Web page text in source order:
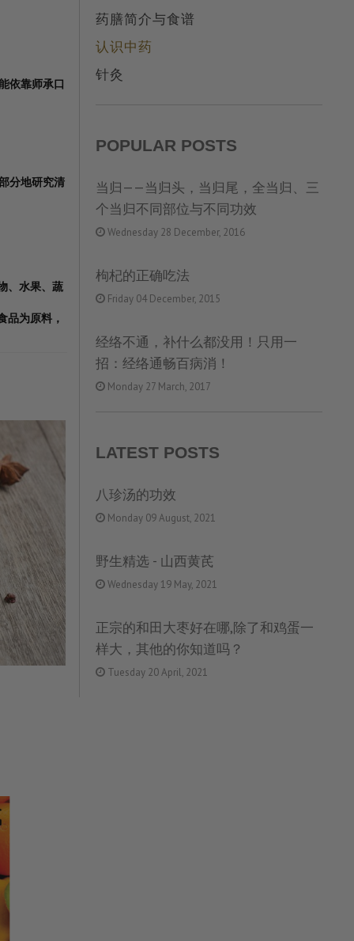
依靠师承口
分地研究清
、水果、蔬
品为原料，
药膳简介与食谱
认识中药
针灸
POPULAR POSTS
当归——当归头，当归尾，全当归、三
个当归不同部位与不同功效
Wednesday 28 December, 2016
枸杞的正确吃法
Friday 04 December, 2015
经络不通，补什么都没用！只用一
招：经络通畅百病消！
Monday 27 March, 2017
LATEST POSTS
八珍汤的功效
Monday 09 August, 2021
野生精选 - 山西黄芪
Wednesday 19 May, 2021
正宗的和田大枣好在哪,除了和鸡蛋一
样大，其他的你知道吗？
Tuesday 20 April, 2021